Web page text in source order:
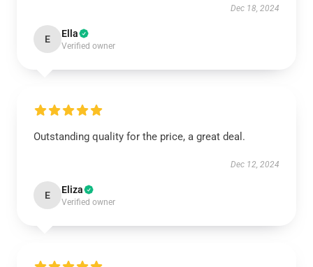
Dec 18, 2024
E Ella
Verified owner
Outstanding quality for the price, a great deal.
Dec 12, 2024
E Eliza
Verified owner